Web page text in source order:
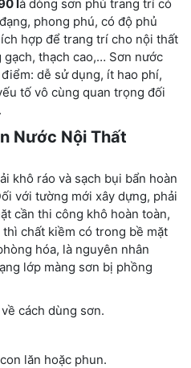
là dòng sơn phủ trang trí có
phong phú, có độ phủ
hợp để trang trí cho nội thất
thạch cao,… Sơn nước
dễ sử dụng, ít hao phí,
tố vô cùng quan trọng đối
Nước Nội Thất
khô ráo và sạch bụi bẩn hoàn
với tường mới xây dựng, phải
cần thi công khô hoàn toàn,
chất kiềm có trong bề mặt
hóa, là nguyên nhân
lớp màng sơn bị phồng
cách dùng sơn.
lăn hoặc phun.